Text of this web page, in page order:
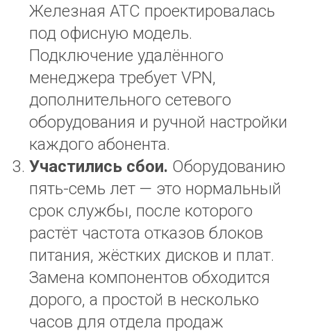
Железная АТС проектировалась
под офисную модель.
Подключение удалённого
менеджера требует VPN,
дополнительного сетевого
оборудования и ручной настройки
каждого абонента.
Участились сбои. Оборудованию
пять-семь лет — это нормальный
срок службы, после которого
растёт частота отказов блоков
питания, жёстких дисков и плат.
Замена компонентов обходится
дорого, а простой в несколько
часов для отдела продаж